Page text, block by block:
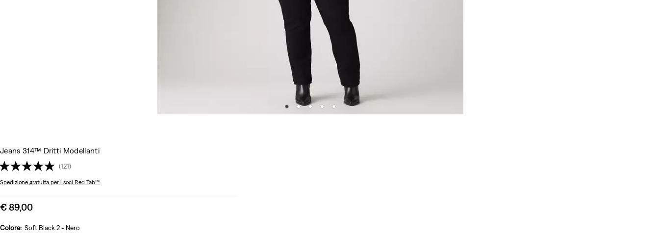
Jeans 314™ Dritti Modellanti
(121)
Spedizione gratuita per i soci Red Tab™
Sale
is
€ 89,00
Colore: Soft Black 2 - Nero